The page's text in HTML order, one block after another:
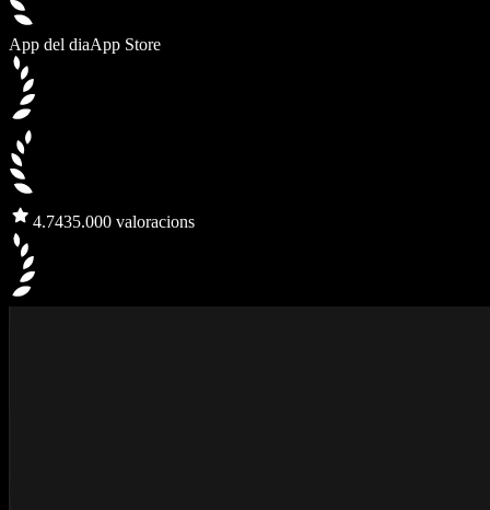
App del diaApp Store
4.7435.000 valoracions